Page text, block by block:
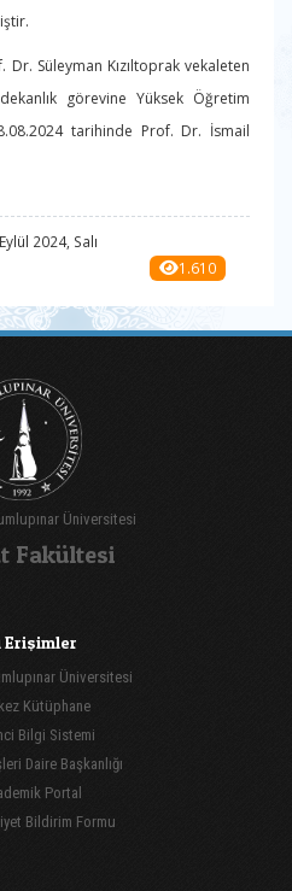
Süleyman Kızıltoprak vekaleten
görevine Yüksek Öğretim
tarihinde Prof. Dr. İsmail
2024, Salı
1.610
Üniversitesi
Fakültesi
Erişimler
Üniversitesi
Kütüphane
Bilgi Sistemi
Daire Başkanlığı
Portal
Bildirim Formu